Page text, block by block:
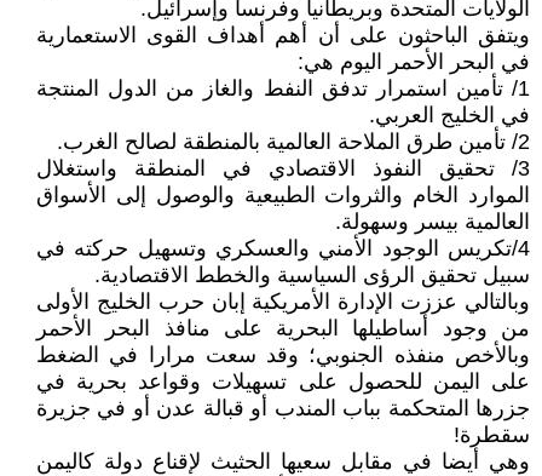
الولايات المتحدة وبريطانيا وفرنسا وإسرائيل.
ويتفق الباحثون على أن أهم أهداف القوى الاستعمارية
في البحر الأحمر اليوم هي:
1/ تأمين استمرار تدفق النفط والغاز من الدول المنتجة
في الخليج العربي.
2/ تأمين طرق الملاحة العالمية بالمنطقة لصالح الغرب.
3/ تحقيق النفوذ الاقتصادي في المنطقة واستغلال
الموارد الخام والثروات الطبيعية والوصول إلى الأسواق
العالمية بيسر وسهولة.
4/تكريس الوجود الأمني والعسكري وتسهيل حركته في
سبيل تحقيق الرؤى السياسية والخطط الاقتصادية.
وبالتالي عززت الإدارة الأمريكية إبان حرب الخليج الأولى
من وجود أساطيلها البحرية على منافذ البحر الأحمر
وبالأخص منفذه الجنوبي؛ وقد سعت مرارا في الضغط
على اليمن للحصول على تسهيلات وقواعد بحرية في
جزرها المتحكمة بباب المندب أو قبالة عدن أو في جزيرة
سقطرة!
وهي أيضا في مقابل سعيها الحثيث لإقناع دولة كاليمن